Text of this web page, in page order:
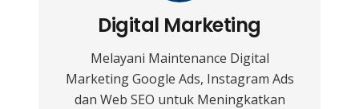
Digital Marketing
Melayani Maintenance Digital
Marketing Google Ads, Instagram Ads
dan Web SEO untuk Meningkatkan